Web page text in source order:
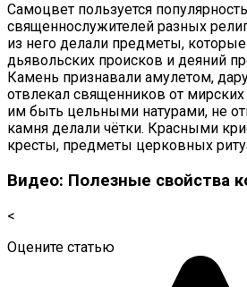
Самоцвет пользуется
священнослужителей разных
из него делали предметы,
дьявольских происков и деяний
Камень признавали амулетом,
отвлекал священников от
им быть цельными натурами, не
камня делали чётки. Красными
кресты, предметы церковных
Видео: Полезные свойства
<
Оцените статью